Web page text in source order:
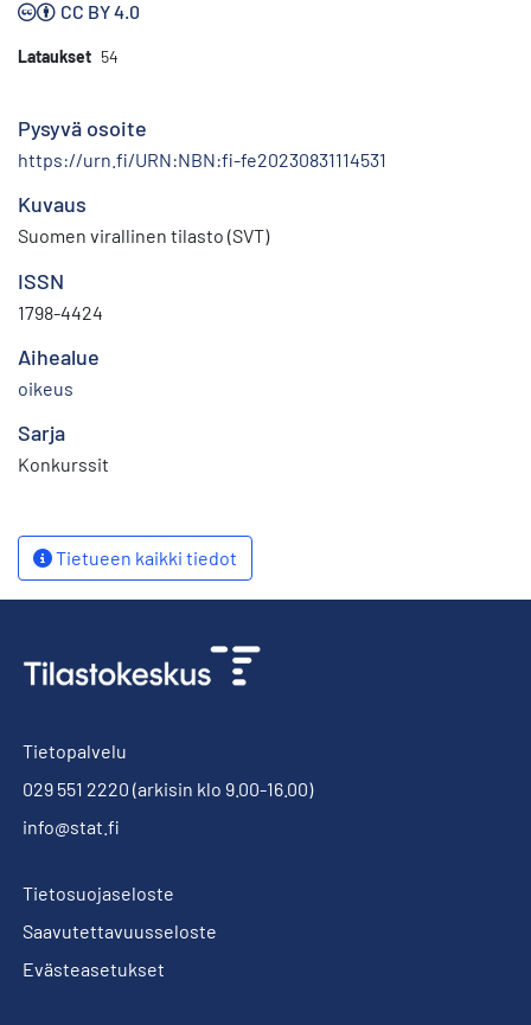
CC BY 4.0
Lataukset 54
Pysyvä osoite
https://urn.fi/URN:NBN:fi-fe20230831114531
Kuvaus
Suomen virallinen tilasto (SVT)
ISSN
1798-4424
Aihealue
oikeus
Sarja
Konkurssit
Tietueen kaikki tiedot
Tietopalvelu
029 551 2220 (arkisin klo 9.00-16.00)
info@stat.fi
Tietosuojaseloste
Saavutettavuusseloste
Evästeasetukset